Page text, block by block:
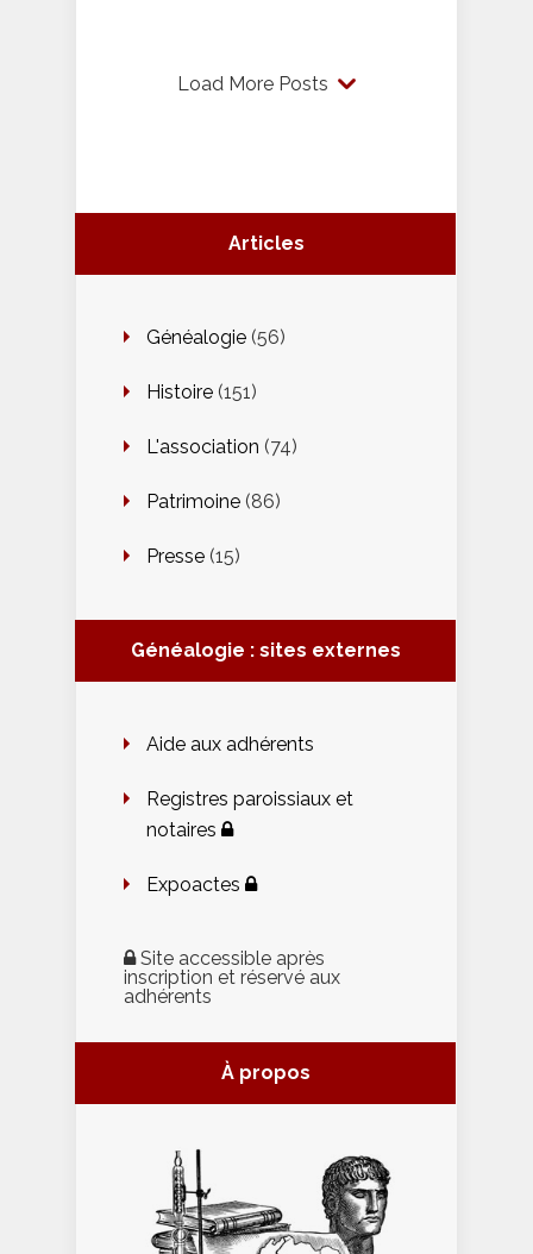
Load More Posts
Articles
Généalogie (56)
Histoire (151)
L'association (74)
Patrimoine (86)
Presse (15)
Généalogie : sites externes
Aide aux adhérents
Registres paroissiaux et
notaires
Expoactes
Site accessible après
inscription et réservé aux
adhérents
À propos